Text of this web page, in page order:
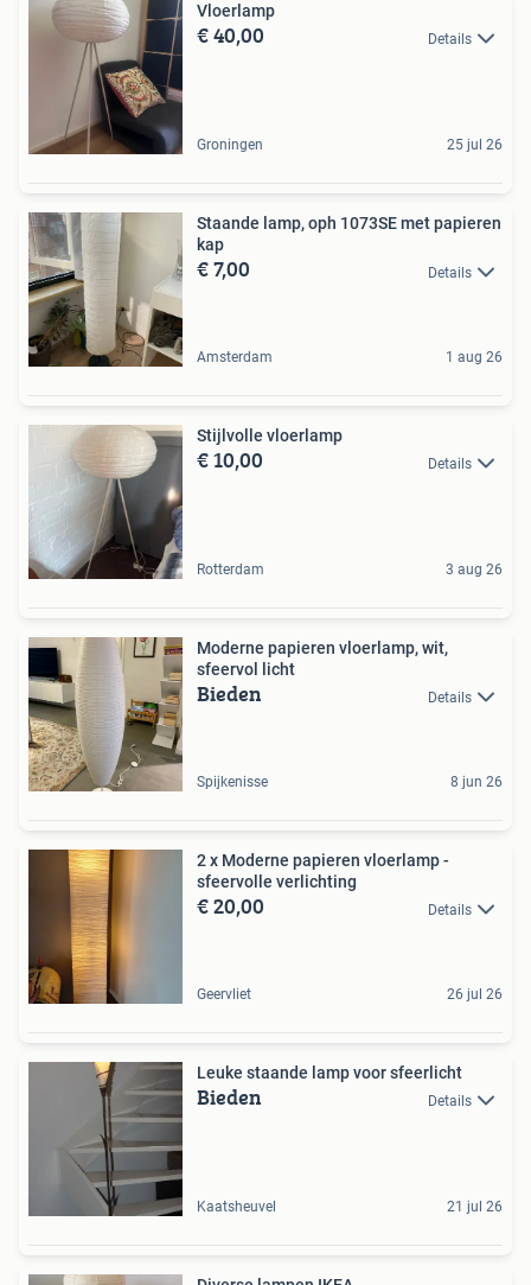
Vloerlamp
€ 40,00 Details
Groningen 25 jul 26
Staande lamp, oph 1073SE met papieren
kap
€ 7,00 Details
Amsterdam 1 aug 26
Stijlvolle vloerlamp
€ 10,00 Details
Rotterdam 3 aug 26
Moderne papieren vloerlamp, wit,
sfeervol licht
Bieden Details
Spijkenisse 8 jun 26
2 x Moderne papieren vloerlamp -
sfeervolle verlichting
€ 20,00 Details
Geervliet 26 jul 26
Leuke staande lamp voor sfeerlicht
Bieden Details
Kaatsheuvel 21 jul 26